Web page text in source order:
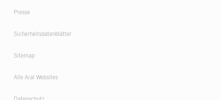
Presse
Sicherheitsdatenblätter
Sitemap
Alle Aral Websites